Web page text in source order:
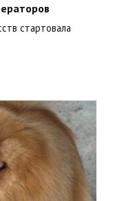
стартовала